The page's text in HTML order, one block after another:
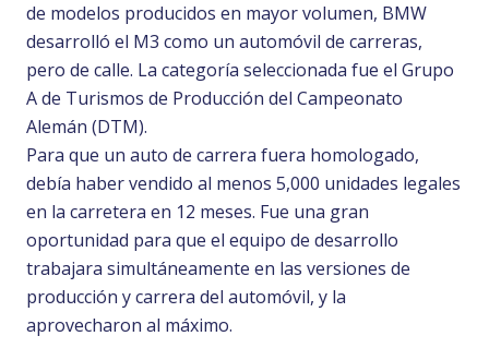
de modelos producidos en mayor volumen, BMW
desarrolló el M3 como un automóvil de carreras,
pero de calle. La categoría seleccionada fue el Grupo
A de Turismos de Producción del Campeonato
Alemán (DTM).
Para que un auto de carrera fuera homologado,
debía haber vendido al menos 5,000 unidades legales
en la carretera en 12 meses. Fue una gran
oportunidad para que el equipo de desarrollo
trabajara simultáneamente en las versiones de
producción y carrera del automóvil, y la
aprovecharon al máximo.